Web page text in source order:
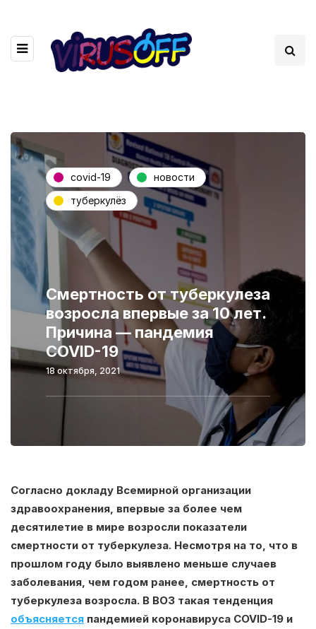
covid-19
новости
туберкулёз
Смертность от туберкулеза
возросла впервые за 10 лет.
Причина — пандемия
COVID-19
18 октября, 2021
Согласно докладу Всемирной организации
здравоохранения, впервые за более чем
десятилетие в мире возросли показатели
смертности от туберкулеза. Несмотря на то, что в
прошлом году было выявлено меньше случаев
заболевания, чем годом ранее, смертность от
туберкулеза возросла. В ВОЗ такая тенденция
объясняется пандемией коронавируса COVID-19 и